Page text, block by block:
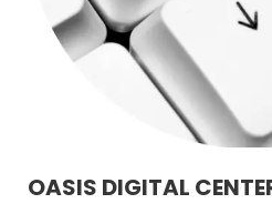
OASIS DIGITAL